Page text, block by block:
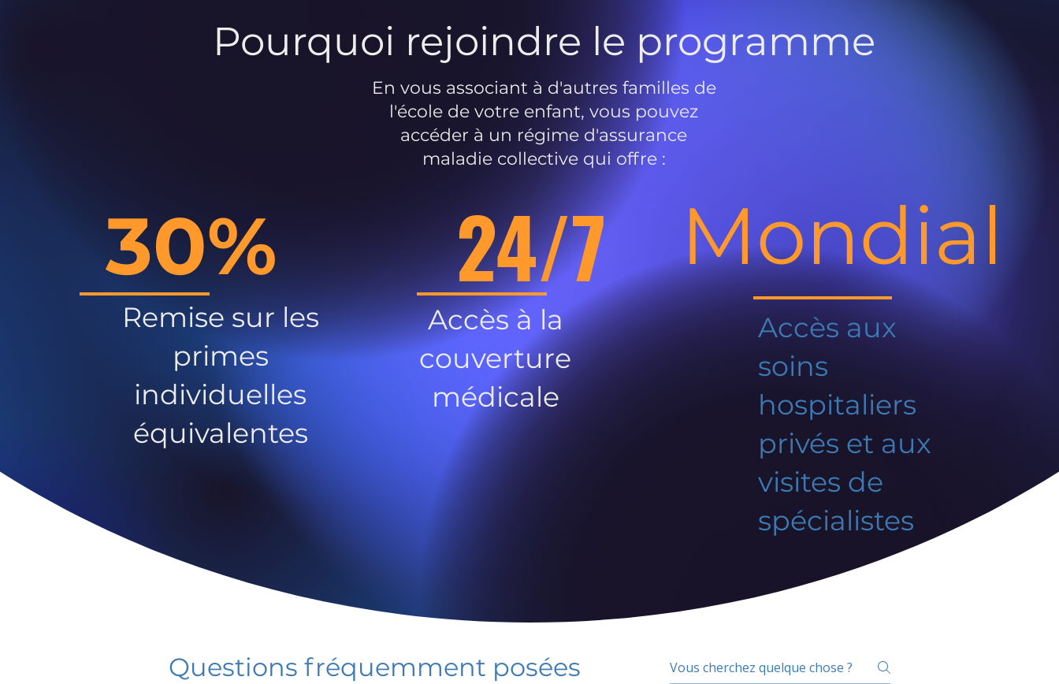
Pourquoi rejoindre le programme
En vous associant à d'autres familles de
l'école de votre enfant, vous pouvez
accéder à un régime d'assurance
maladie collective qui offre :
30%
Remise sur les
primes
individuelles
équivalentes
24/7
Accès à la
couverture
médicale
Mondial
Accès aux
soins
hospitaliers
privés et aux
visites de
spécialistes
Questions fréquemment posées